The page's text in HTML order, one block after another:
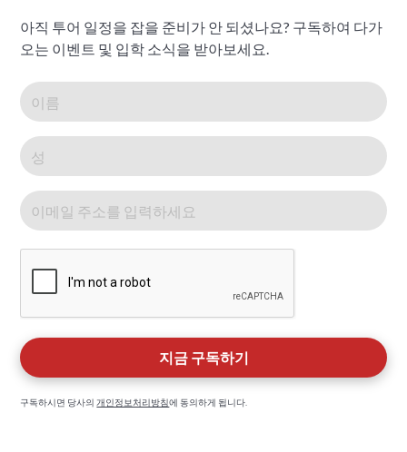
아직 투어 일정을 잡을 준비가 안 되셨나요? 구독하여 다가
오는 이벤트 및 입학 소식을 받아보세요.
구독하시면 당사의 개인정보처리방침에 동의하게 됩니다.